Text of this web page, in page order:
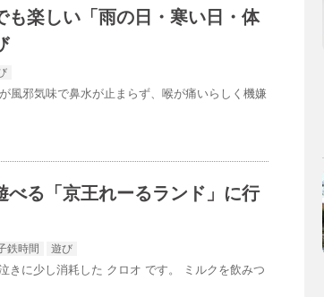
も楽しい「雨の日・寒い日・体
風邪気味で鼻水が止まらず、喉が痛いらしく機嫌
べる「京王れーるランド」に行
鉄時間 遊び
きに少し消耗した クロオ です。 ミルクを飲みつ